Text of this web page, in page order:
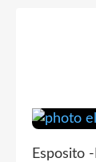
Esposito